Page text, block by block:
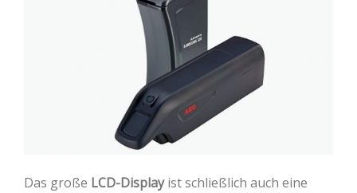
Das große LCD-Displayist schließlich auch eine